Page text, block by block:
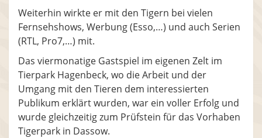
Weiterhin wirkte er mit den Tigern bei vielen
Fernsehshows, Werbung (Esso,…) und auch Serien
(RTL, Pro7,…) mit.
Das viermonatige Gastspiel im eigenen Zelt im
Tierpark Hagenbeck, wo die Arbeit und der
Umgang mit den Tieren dem interessierten
Publikum erklärt wurden, war ein voller Erfolg und
wurde gleichzeitig zum Prüfstein für das Vorhaben
Tigerpark in Dassow.